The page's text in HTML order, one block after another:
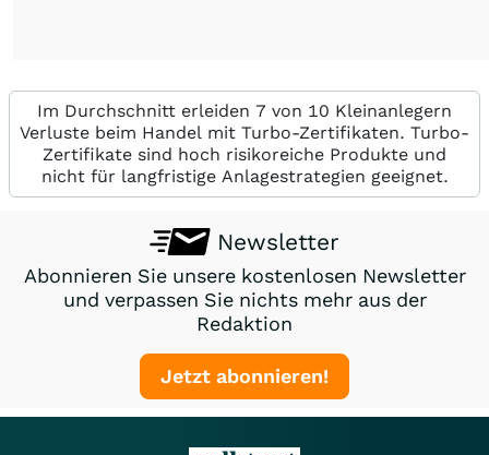
Im Durchschnitt erleiden 7 von 10 Kleinanlegern
Verluste beim Handel mit Turbo-Zertifikaten. Turbo-
Zertifikate sind hoch risikoreiche Produkte und
nicht für langfristige Anlagestrategien geeignet.
Newsletter
Abonnieren Sie unsere kostenlosen Newsletter
und verpassen Sie nichts mehr aus der
Redaktion
Jetzt abonnieren!